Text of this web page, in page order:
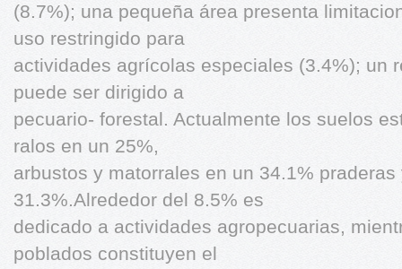
(8.7%); una pequeña área presenta
uso restringido para
actividades agrícolas especiales (3.4%); un
puede ser dirigido a
pecuario- forestal. Actualmente los suelos
ralos en un 25%,
arbustos y matorrales en un 34.1%
31.3%.Alrededor del 8.5% es
dedicado a actividades agropecuarias,
poblados constituyen el